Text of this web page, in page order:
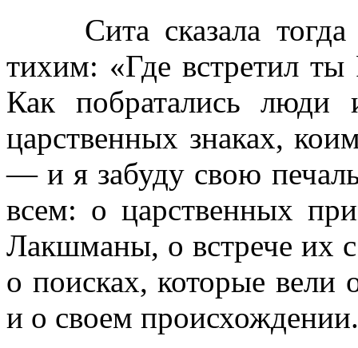
Сита сказала тогда
тихим: «Где встретил
Как побратались люди
царственных знаках,
— и я забуду свою
всем: о царственных
Лакшманы, о встрече их
о поисках, которые вели
и о своем происхождении.